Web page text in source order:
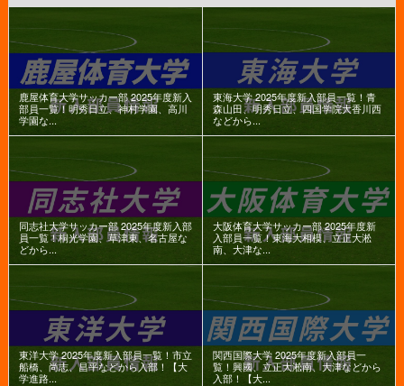
鹿屋体育大学サッカー部 2025年度新入
部員一覧！明秀日立、神村学園、高川
学園な...
東海大学 2025年度新入部員一覧！青
森山田、明秀日立、四国学院大香川西
などから...
同志社大学サッカー部 2025年度新入部
員一覧！桐光学園、草津東、名古屋な
どから...
大阪体育大学サッカー部 2025年度新
入部員一覧！東海大相模、立正大淞
南、大津な...
東洋大学 2025年度新入部員一覧！市立
船橋、尚志、昌平などから入部！【大
学進路...
関西国際大学 2025年度新入部員一
覧！興國、立正大淞南、大津などから
入部！【大...